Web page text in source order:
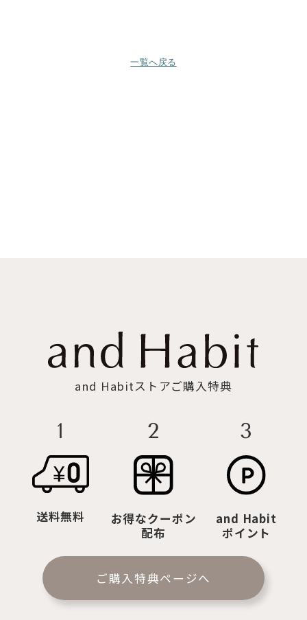
一覧へ戻る
and Habitストアご購入特典
1
送料無料
2
お得なクーポン
配布
3
and Habit
ポイント
ご購入特典ページへ